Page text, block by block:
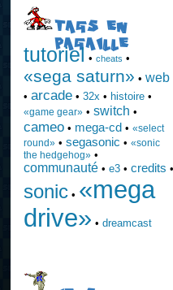
TAGS EN
PAGAILLE
tutoriel • cheats •
«sega saturn» • web
• arcade• 32x • histoire•
«game gear»• switch •
cameo• mega-cd • «select
round»• segasonic • «sonic
the hedgehog»•
communauté• e3• credits •
sonic• «mega
drive» • dreamcast